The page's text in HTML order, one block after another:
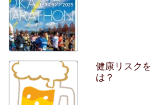
健康リスク
は？